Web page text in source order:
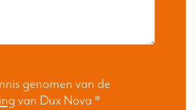
genomen van de
van Dux Nova *